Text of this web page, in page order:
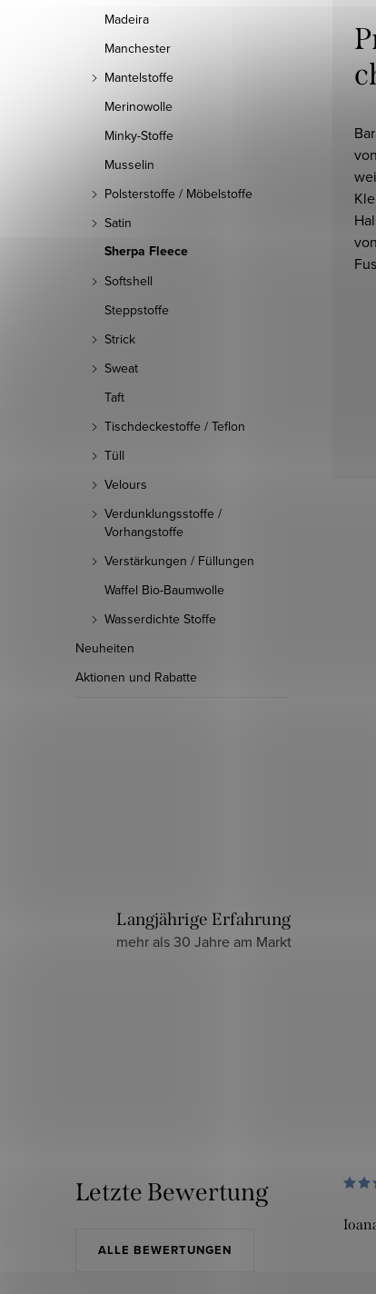
Madeira
Manchester
Mantelstoffe
Merinowolle
Minky-Stoffe
Musselin
Polsterstoffe / Möbelstoffe
Satin
Sherpa Fleece
Softshell
Steppstoffe
Strick
Sweat
Taft
Tischdeckestoffe / Teflon
Tüll
Velours
Verdunklungsstoffe /
Vorhangstoffe
Verstärkungen / Füllungen
Waffel Bio-Baumwolle
Wasserdichte Stoffe
Neuheiten
Aktionen und Rabatte
Langjährige Erfahrung
mehr als 30 Jahre am Markt
Letzte Bewertung
ALLE BEWERTUNGEN